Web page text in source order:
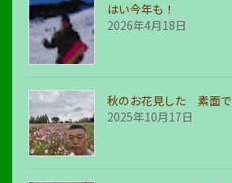
はい今年も！
2026年4月18日
秋のお花見した 素面で
2025年10月17日